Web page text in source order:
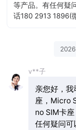
等产品。有任何疑
话180 2913 1896(
v**子
亲您好，我
座，Micro
no SIM卡
任何疑问可